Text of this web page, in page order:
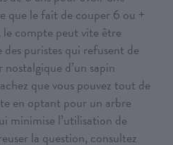
que le fait de couper 6 ou +
le compte peut vite être
puristes qui refusent de
nostalgique d’un sapin
que vous pouvez tout de
en optant pour un arbre
minimise l’utilisation de
la question, consultez